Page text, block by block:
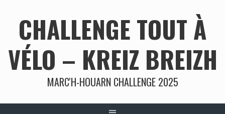
CHALLENGE TOUT À
VÉLO – KREIZ BREIZH
MARC'H-HOUARN CHALLENGE 2025